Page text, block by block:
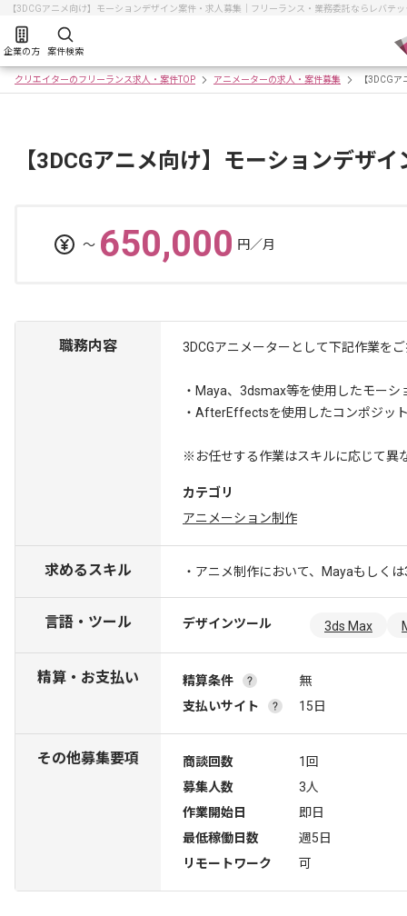
【3DCGアニメ向け】モーションデザイン案件・求人募集｜フリーランス・業務委託ならレバテ
企業の方 案件検索
クリエイターのフリーランス求人・案件TOP アニメーターの求人・案件募集 【3DCG
【3DCGアニメ向け】モーションデザ
〜 650,000 円／月
職務内容 3DCGアニメーターとして下記作業を
・Maya、3dsmax等を使用したモーシ
・AfterEffectsを使用したコンポジッ
※お任せする作業はスキルに応じて異
カテゴリ
アニメーション制作
求めるスキル ・アニメ制作において、Mayaもしく
言語・ツール デザインツール 3ds Max
精算・お支払い 精算条件
無
支払いサイト
15日
その他募集要項 商談回数
1回
募集人数
3人
作業開始日
即日
最低稼働日数
週5日
リモートワーク
可